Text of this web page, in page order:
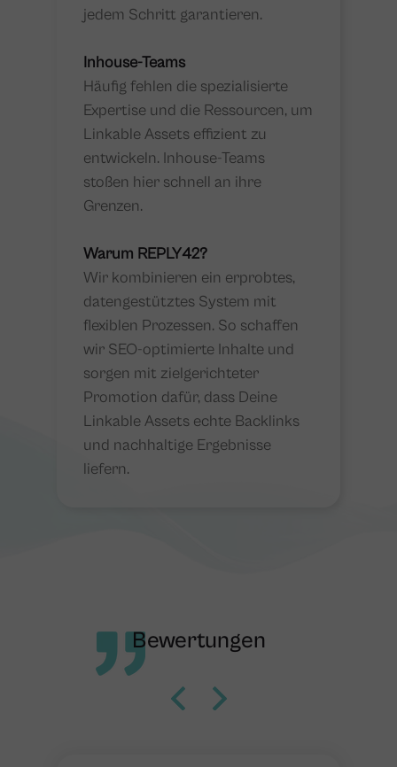
jedem Schritt garantieren.
Inhouse-Teams
Häufig fehlen die spezialisierte
Expertise und die Ressourcen, um
Linkable Assets effizient zu
entwickeln. Inhouse-Teams
stoßen hier schnell an ihre
Grenzen.
Warum REPLY42?
Wir kombinieren ein erprobtes,
datengestütztes System mit
flexiblen Prozessen. So schaffen
wir SEO-optimierte Inhalte und
sorgen mit zielgerichteter
Promotion dafür, dass Deine
Linkable Assets echte Backlinks
und nachhaltige Ergebnisse
liefern​​.
Bewertungen